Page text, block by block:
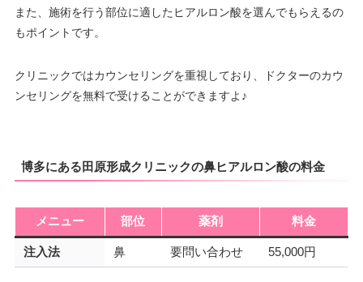
また、施術を行う部位に適したヒアルロン酸を選んでもらえるの
もポイントです。
クリニックではカウンセリングを重視しており、ドクターのカウ
ンセリングを無料で受けることができますよ♪
博多にある田原形成クリニックの鼻ヒアルロン酸の料金
メニュー 部位 薬剤 料金
注入法 鼻 要問い合わせ 55,000円